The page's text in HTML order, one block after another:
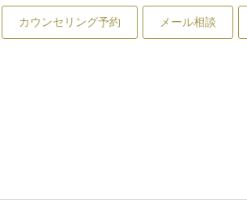
カウンセリング予約 メール相談